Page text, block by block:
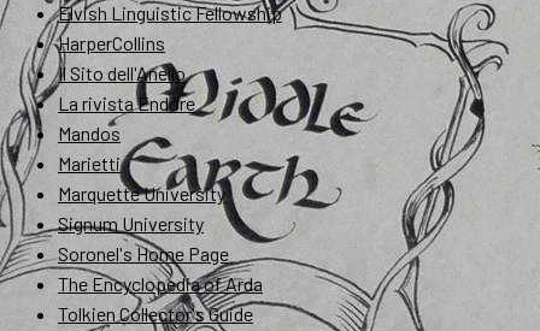
Elvish Linguistic Fellowship
HarperCollins
Il Sito dell'Anello
La rivista Endóre
Mandos
Marietti
Marquette University
Signum University
Soronel's Home Page
The Encyclopedia of Arda
Tolkien Collector's Guide